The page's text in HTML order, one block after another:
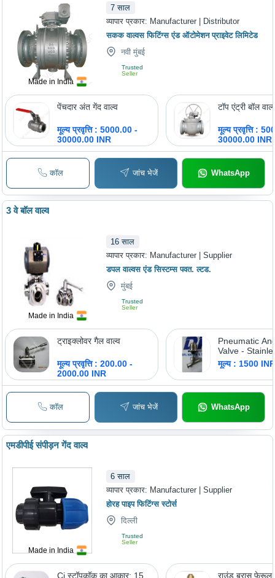
Made in India
7 साल
व्यापार प्रकार: Manufacturer | Distributor
सकक वाल्वस फिटिंग्स एंड ऑटोमेशन प्राइवेट लिमिटेड
नवी मुंबई
Trusted
Seller
पेंचदार अंत गेंद वाल्व
मूल्य प्रवृत्ति : 5000.00 -
30000.00 INR
टॉप एंट्री बॉल
मूल्य प्रवृत्ति :
30000.00 INR
कॉल जांच भेजें WhatsApp
Made in India
3 वे बॉल वाल्व
16 साल
व्यापार प्रकार: Manufacturer | Supplier
डपल वाल्वस एंड सिस्टम्स पवत. ल्टड.
मुंबई
Trusted
Seller
ट्राइक्लोवर गैल वाल्व
मूल्य प्रवृत्ति : 200.00 -
2000.00 INR
Pneumatic
Valve -
Standard
Color | High
Manual
Industrial
मूल्य : 1500
कॉल जांच भेजें WhatsApp
Made in India
एमडीपीई संपीड़न गेंद वाल्व
6 साल
व्यापार प्रकार: Manufacturer | Supplier
होरह पाइप फिटिंग्स स्टोर्स
दिल्ली
Trusted
Seller
Ci स्टॉपकॉक का आकार: 15 राउंड ब्रास फेरूल